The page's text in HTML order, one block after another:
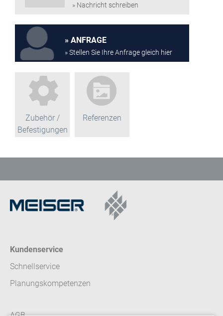
» Nachricht schreiben
ANFRAGE
» Stellen Sie Ihre Anfrage gleich hier
Zubehör /
Befestigungen
Referenzen
Kundenservice
Schnellservice
Planungskompetenzen